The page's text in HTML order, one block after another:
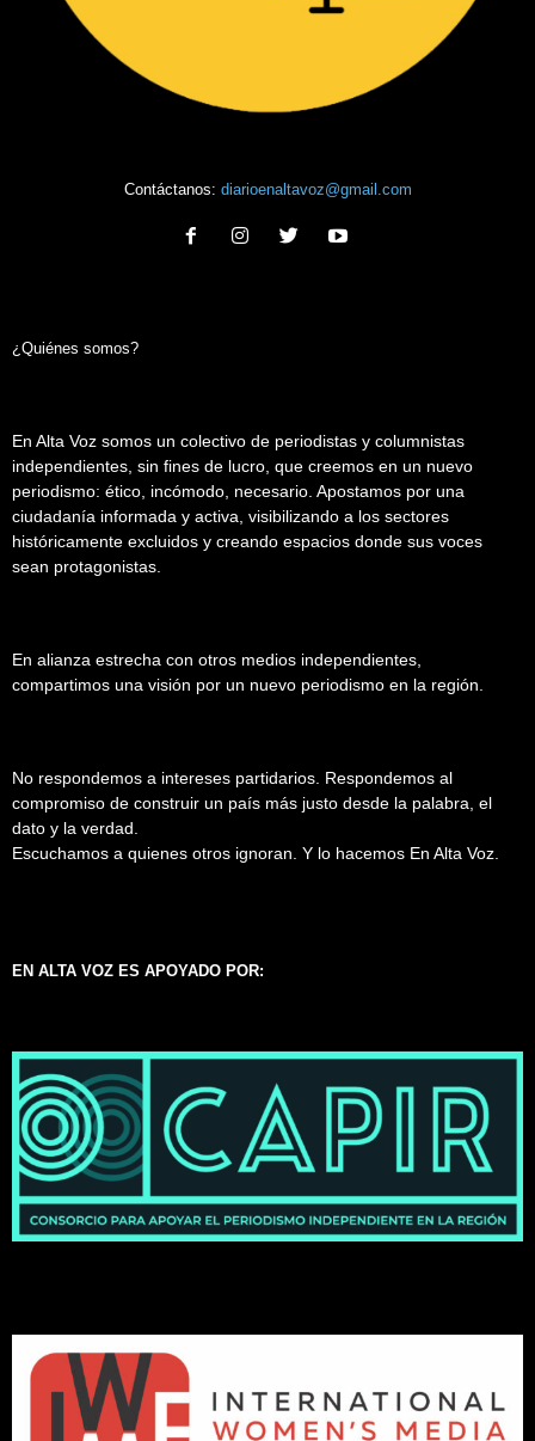
Contáctanos: diarioenaltavoz@gmail.com
¿Quiénes somos?
En Alta Voz somos un colectivo de periodistas y columnistas
independientes, sin fines de lucro, que creemos en un nuevo
periodismo: ético, incómodo, necesario. Apostamos por una
ciudadanía informada y activa, visibilizando a los sectores
históricamente excluidos y creando espacios donde sus voces
sean protagonistas.
En alianza estrecha con otros medios independientes,
compartimos una visión por un nuevo periodismo en la región.
No respondemos a intereses partidarios. Respondemos al
compromiso de construir un país más justo desde la palabra, el
dato y la verdad.
Escuchamos a quienes otros ignoran. Y lo hacemos En Alta Voz.
EN ALTA VOZ ES APOYADO POR: